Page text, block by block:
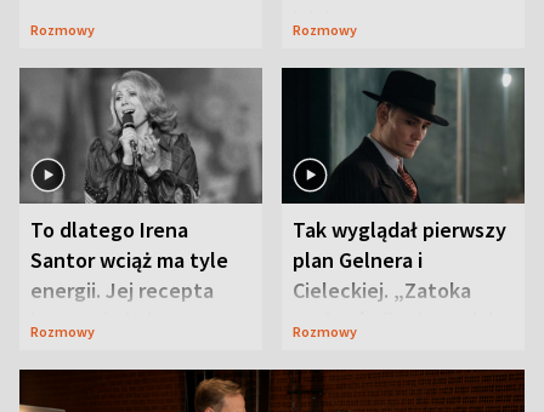
Rozmowy
jak bumerang
Rozmowy
To dlatego Irena
Santor wciąż ma tyle
energii. Jej recepta
jest zaskakująco
Rozmowy
Tak wyglądał pierwszy
plan Gelnera i
Cieleckiej. „Zatoka
szpiegów” od razu ich
Rozmowy